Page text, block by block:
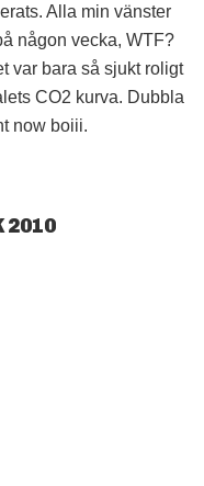
Alla min vänster
någon vecka, WTF?
var bara så sjukt roligt
CO2 kurva. Dubbla
now boiii.
2010